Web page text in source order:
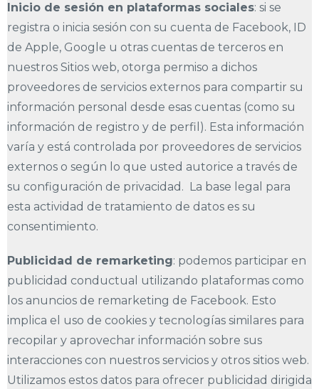
Inicio de sesión en plataformas sociales: si se
registra o inicia sesión con su cuenta de Facebook, ID
de Apple, Google u otras cuentas de terceros en
nuestros Sitios web, otorga permiso a dichos
proveedores de servicios externos para compartir su
información personal desde esas cuentas (como su
información de registro y de perfil). Esta información
varía y está controlada por proveedores de servicios
externos o según lo que usted autorice a través de
su configuración de privacidad. La base legal para
esta actividad de tratamiento de datos es su
consentimiento.
Publicidad de remarketing: podemos participar en
publicidad conductual utilizando plataformas como
los anuncios de remarketing de Facebook. Esto
implica el uso de cookies y tecnologías similares para
recopilar y aprovechar información sobre sus
interacciones con nuestros servicios y otros sitios web.
Utilizamos estos datos para ofrecer publicidad dirigida